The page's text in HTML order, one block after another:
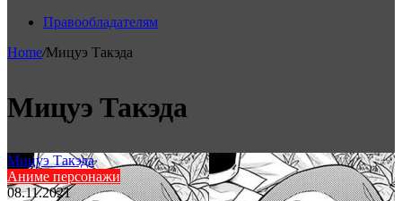
Правообладателям
Home/Мицуэ Такэда
Мицуэ Такэда
Мицуэ Такэда
Аниме персонажи
08.11.2021